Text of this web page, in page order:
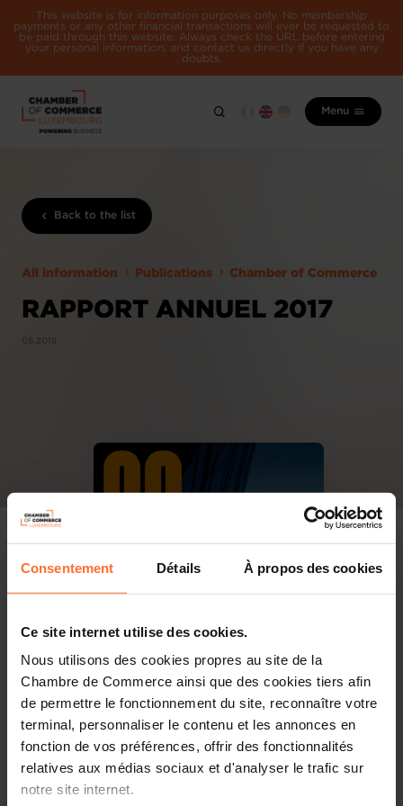
Consentement Détails À propos des cookies
Ce site internet utilise des cookies.
Nous utilisons des cookies propres au site de la
Chambre de Commerce ainsi que des cookies tiers afin
de permettre le fonctionnement du site, reconnaître votre
terminal, personnaliser le contenu et les annonces en
fonction de vos préférences, offrir des fonctionnalités
relatives aux médias sociaux et d'analyser le trafic sur
notre site internet.
This website is for information purposes only. No membership
payments or any other financial transactions will ever be requested to
be paid through this website. Always check the URL before entering
your personal information, and contact us directly if you have any
doubts.
Menu
Back to the list
All information Publications Chamber of Commerce
RAPPORT ANNUEL 2017